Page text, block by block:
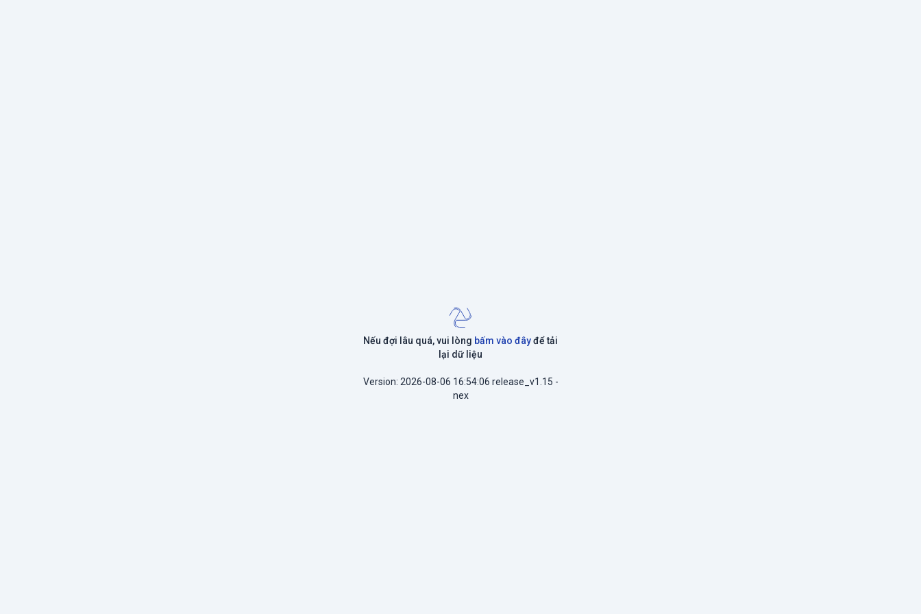
Nếu đợi lâu quá, vui lòng bấm vào đâyđể tải
lại dữ liệu
Version: 2026-08-06 16:54:06 release_v1.15 -
nex